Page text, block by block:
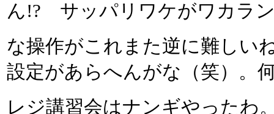
ん!? サッパリワケがワカラ
な操作がこれまた逆に難しい
設定があらへんがな（笑）。
レジ講習会はナンギやったわ